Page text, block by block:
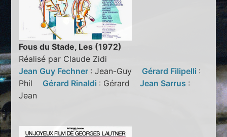
Fous du Stade, Les (1972)
Réalisé par Claude Zidi
Jean Guy Fechner : Jean-Guy Gérard Filipelli :
Phil Gérard Rinaldi : GérardJean Sarrus :
Jean